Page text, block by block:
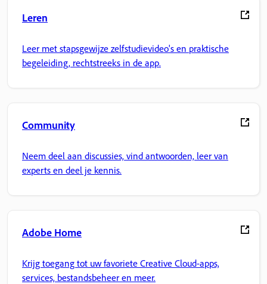
Leren
Leer met stapsgewijze zelfstudievideo's en praktische
begeleiding, rechtstreeks in de app.
Community
Neem deel aan discussies, vind antwoorden, leer van
experts en deel je kennis.
Adobe Home
Krijg toegang tot uw favoriete Creative Cloud-apps,
services, bestandsbeheer en meer.